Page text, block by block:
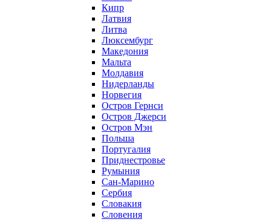
Кипр
Латвия
Литва
Люксембург
Македония
Мальта
Молдавия
Нидерланды
Норвегия
Остров Гернси
Остров Джерси
Остров Мэн
Польша
Португалия
Приднестровье
Румыния
Сан-Марино
Сербия
Словакия
Словения